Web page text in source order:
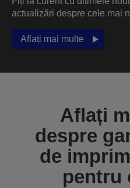
actualizări despre cele mai
Aflați mai multe
Aflați
despre
de
pentru